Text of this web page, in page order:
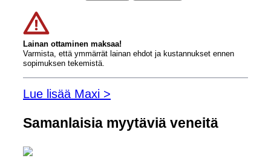
Lainan ottaminen maksaa!
Varmista, että ymmärrät lainan ehdot ja kustannukset ennen
sopimuksen tekemistä.
Lue lisää Maxi >
Samanlaisia ​​myytäviä veneitä